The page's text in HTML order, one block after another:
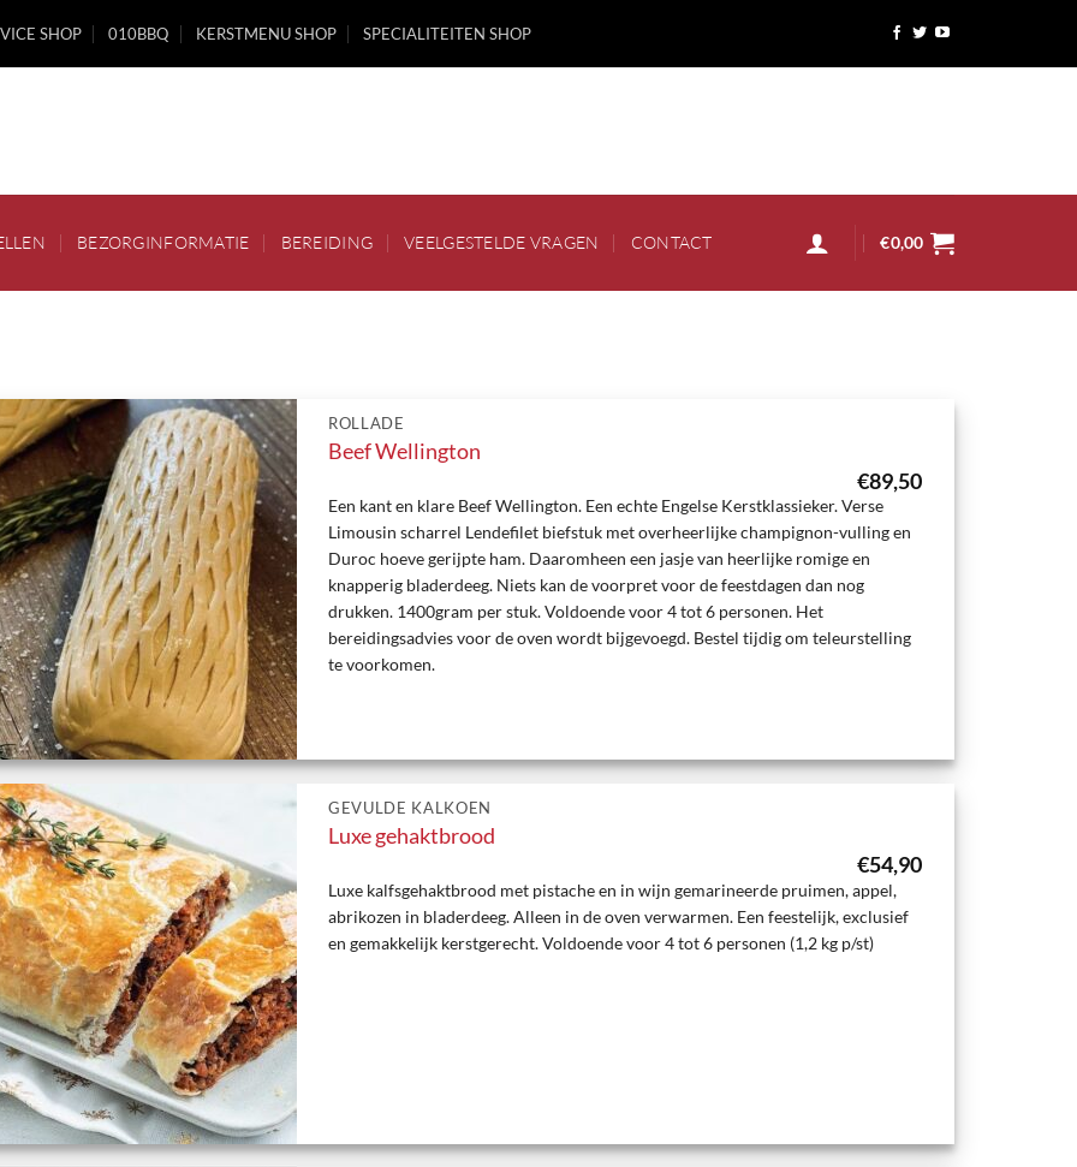
SHOP 010BBQ KERSTMENU SHOP SPECIALITEITEN SHOP
BEZORGINFORMATIE BEREIDING VEELGESTELDE VRAGEN CONTACT €0,00
ROLLADE
Beef Wellington
€89,50
Een kant en klare Beef Wellington. Een echte Engelse Kerstklassieker. Verse
Limousin scharrel Lendefilet biefstuk met overheerlijke champignon-vulling en
Duroc hoeve gerijpte ham. Daaromheen een jasje van heerlijke romige en
knapperig bladerdeeg. Niets kan de voorpret voor de feestdagen dan nog
drukken. 1400gram per stuk. Voldoende voor 4 tot 6 personen. Het
bereidingsadvies voor de oven wordt bijgevoegd. Bestel tijdig om teleurstelling
te voorkomen.
GEVULDE KALKOEN
Luxe gehaktbrood
€54,90
Luxe kalfsgehaktbrood met pistache en in wijn gemarineerde pruimen, appel,
abrikozen in bladerdeeg. Alleen in de oven verwarmen. Een feestelijk, exclusief
en gemakkelijk kerstgerecht. Voldoende voor 4 tot 6 personen (1,2 kg p/st)